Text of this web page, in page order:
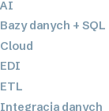
AI
Bazy danych + SQL
Cloud
EDI
ETL
Integracja danych